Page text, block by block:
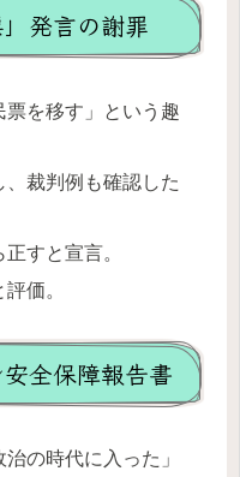
発言の謝罪
を移す」という趣
裁判例も確認した
すと宣言。
価。
全保障報告書
の時代に入った」